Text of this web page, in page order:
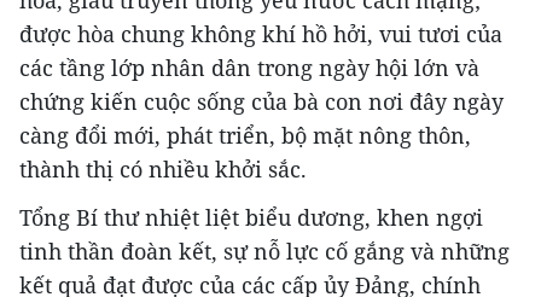
được hòa chung không khí hồ hởi, vui tươi của
các tầng lớp nhân dân trong ngày hội lớn và
chứng kiến cuộc sống của bà con nơi đây ngày
càng đổi mới, phát triển, bộ mặt nông thôn,
thành thị có nhiều khởi sắc.
Tổng Bí thư nhiệt liệt biểu dương, khen ngợi
tinh thần đoàn kết, sự nỗ lực cố gắng và những
kết quả đạt được của các cấp ủy Đảng, chính